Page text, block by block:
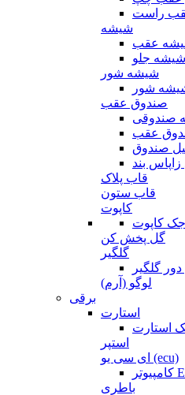
راست
شیشه
عقب
شیشه جلو
شیشه شور
شور
صندوق عقب
صندوقی
عقب
صندوق
بند
قاب پلاک
قاب ستون
کاپوت
جک کاپوت
گل پخش کن
گلگیر
گلگیر
لوگو (آرم)
برقی
استارت
استارت
استپر
ای سی یو (ecu)
باطری